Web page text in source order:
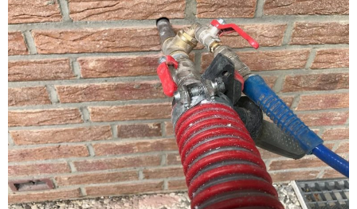
Schnelsen,Untersparrendämmung Itzehoe
Kellinghusen Hohenlockstedt,Fußbodendämmung
Harrislee Handewitt,HK 33 Ratekau,
Kellerdeckendämmung Bergedorf Wentorf,
Fußbodendämmung Quickborn Ellerau